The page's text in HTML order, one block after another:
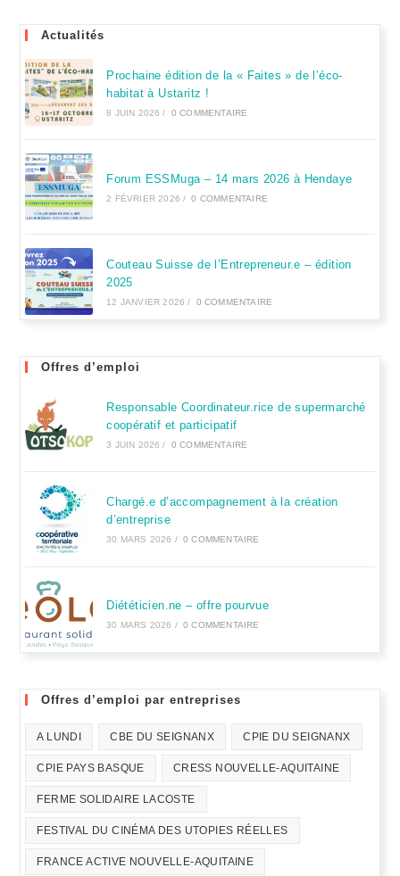
Actualités
Prochaine édition de la « Faites » de l’éco-
habitat à Ustaritz !
8 JUIN 2026 / 0 COMMENTAIRE
Forum ESSMuga – 14 mars 2026 à Hendaye
2 FÉVRIER 2026 / 0 COMMENTAIRE
Couteau Suisse de l’Entrepreneur.e – édition
2025
12 JANVIER 2026 / 0 COMMENTAIRE
Offres d’emploi
Responsable Coordinateur.rice de supermarché
coopératif et participatif
3 JUIN 2026 / 0 COMMENTAIRE
Chargé.e d’accompagnement à la création
d’entreprise
30 MARS 2026 / 0 COMMENTAIRE
Diététicien.ne – offre pourvue
30 MARS 2026 / 0 COMMENTAIRE
Offres d’emploi par entreprises
A LUNDI CBE DU SEIGNANX CPIE DU SEIGNANX
CPIE PAYS BASQUE CRESS NOUVELLE-AQUITAINE
FERME SOLIDAIRE LACOSTE
FESTIVAL DU CINÉMA DES UTOPIES RÉELLES
FRANCE ACTIVE NOUVELLE-AQUITAINE